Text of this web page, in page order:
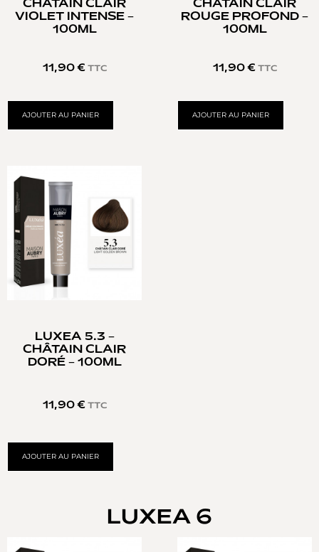
CHATAIN CLAIR
VIOLET INTENSE –
100ML
11,90 € TTC
AJOUTER AU PANIER
CHÂTAIN CLAIR
ROUGE PROFOND –
100ML
11,90 € TTC
AJOUTER AU PANIER
LUXEA 5.3 –
CHÂTAIN CLAIR
DORÉ – 100ML
11,90 € TTC
AJOUTER AU PANIER
LUXEA 6